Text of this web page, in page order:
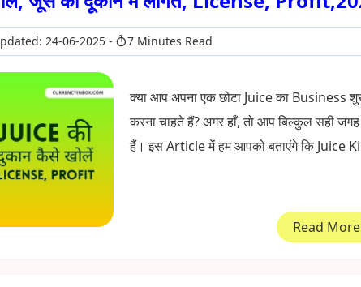
24-06-2025 7 Minutes Read
क्या आप अपना एक छोटा Juice का Business
करना चाहते हैं? अगर हाँ, तो आप बिल्कुल सही
हैं। इस Article में हम आपको बताएंगे कि Juice
Read More